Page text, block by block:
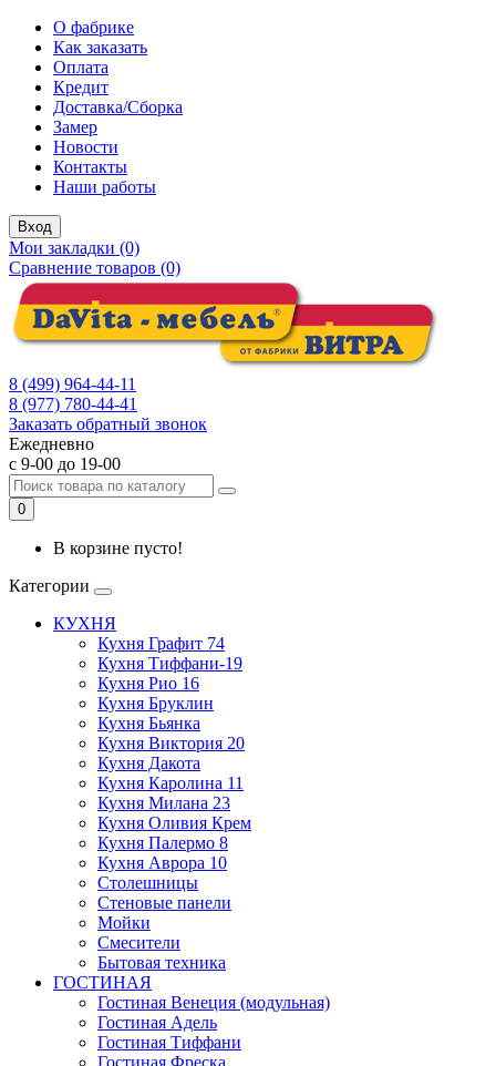
О фабрике
Как заказать
Оплата
Кредит
Доставка/Сборка
Замер
Новости
Контакты
Наши работы
Вход
Мои закладки (0)
Сравнение товаров (0)
8 (499) 964-44-11
8 (977) 780-44-41
Заказать обратный звонок
Ежедневно
с 9-00 до 19-00
0
В корзине пусто!
Категории
КУХНЯ
Кухня Графит 74
Кухня Тиффани-19
Кухня Рио 16
Кухня Бруклин
Кухня Бьянка
Кухня Виктория 20
Кухня Дакота
Кухня Каролина 11
Кухня Милана 23
Кухня Оливия Крем
Кухня Палермо 8
Кухня Аврора 10
Столешницы
Стеновые панели
Мойки
Смесители
Бытовая техника
ГОСТИНАЯ
Гостиная Венеция (модульная)
Гостиная Адель
Гостиная Тиффани
Гостиная Фреска